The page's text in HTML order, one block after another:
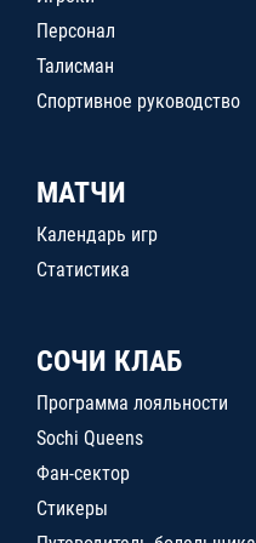
Персонал
Талисман
Спортивное руководство
МАТЧИ
Календарь игр
Статистика
СОЧИ КЛАБ
Программа лояльности
Sochi Queens
Фан-сектор
Стикеры